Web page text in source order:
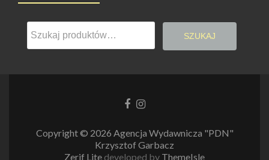
Szukaj:
SZUKAJ
LinkLink
Copyright © 2026 Agencja Wydawnicza "PDN"
Krzysztof Garbacz
Zerif Lite developed by ThemeIsle